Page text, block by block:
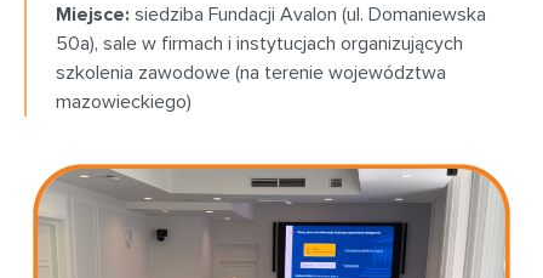
Miejsce: siedziba Fundacji Avalon (ul. Domaniewska
50a), sale w firmach i instytucjach organizujących
szkolenia zawodowe (na terenie województwa
mazowieckiego)